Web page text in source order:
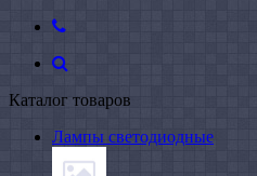
Каталог товаров
Лампы светодиодные